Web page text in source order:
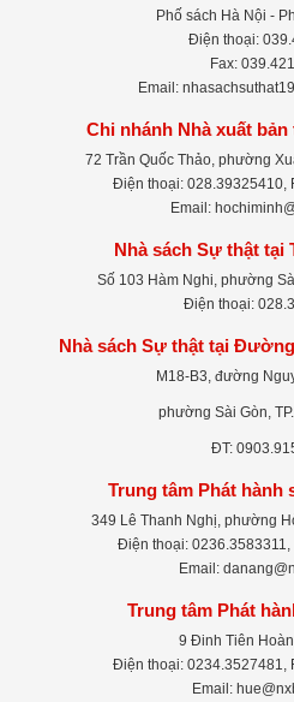
Phố sách Hà Nội -
Điện thoại:
Fax:
Email:
Chi nhánh Nhà xuất bản
72 Trần Quốc Thảo, phường
Điện thoại: 028.39325410,
Email:
Nhà sách Sự thật tại
Số 103 Hàm Nghi, phường
Điện thoại:
Nhà sách Sự thật tại
M18-B3, đường
phường Sài Gòn,
ĐT:
Trung tâm Phát hành
349 Lê Thanh Nghị, phường
Điện thoại: 0236.3583311,
Email:
Trung tâm Phát
9 Đinh Tiên
Điện thoại: 0234.3527481,
Email: